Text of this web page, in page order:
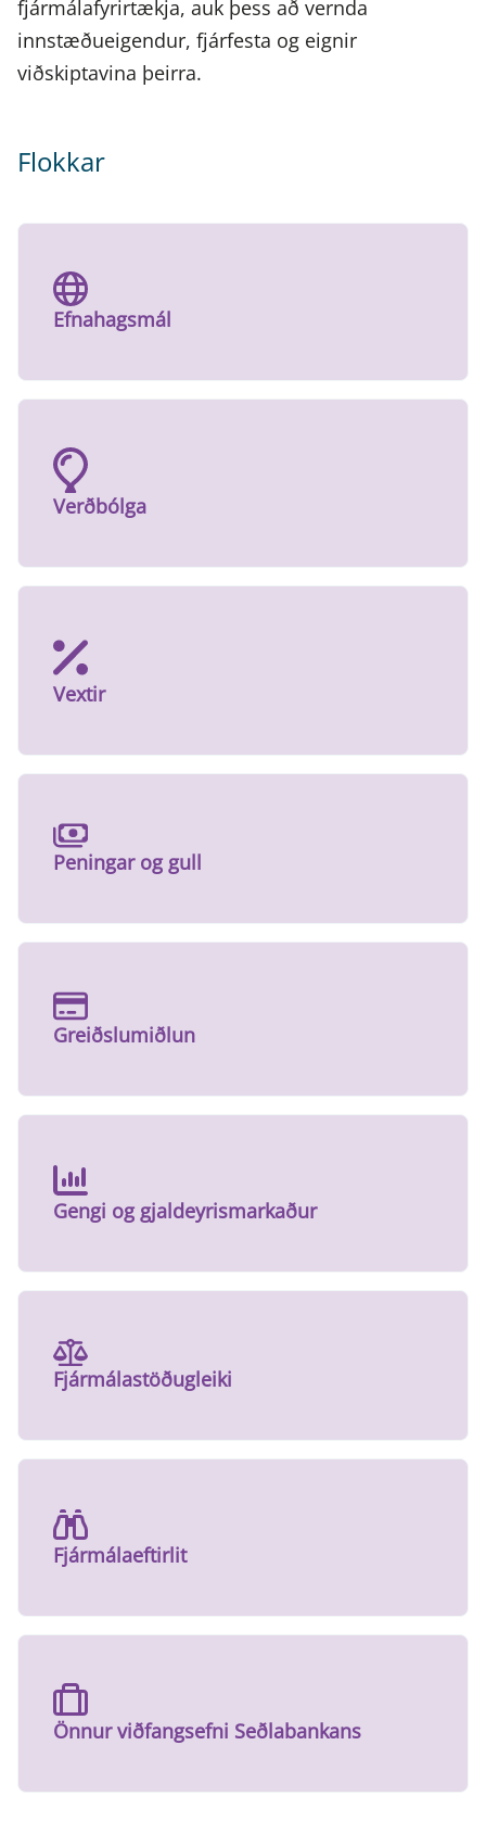
fjármálafyrirtækja, auk þess að vernda
innstæðueigendur, fjárfesta og eignir
viðskiptavina þeirra.
Flokkar
Efnahagsmál
Verðbólga
Vextir
Peningar og gull
Greiðslumiðlun
Gengi og gjaldeyrismarkaður
Fjármálastöðugleiki
Fjármálaeftirlit
Önnur viðfangsefni Seðlabankans